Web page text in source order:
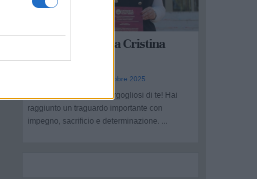
Congratulazioni a Cristina
Staffieri
Greco Emanuela - gio 9 ottobre 2025
Siamo immensamente orgogliosi di te! Hai
raggiunto un traguardo importante con
impegno, sacrificio e determinazione. ...